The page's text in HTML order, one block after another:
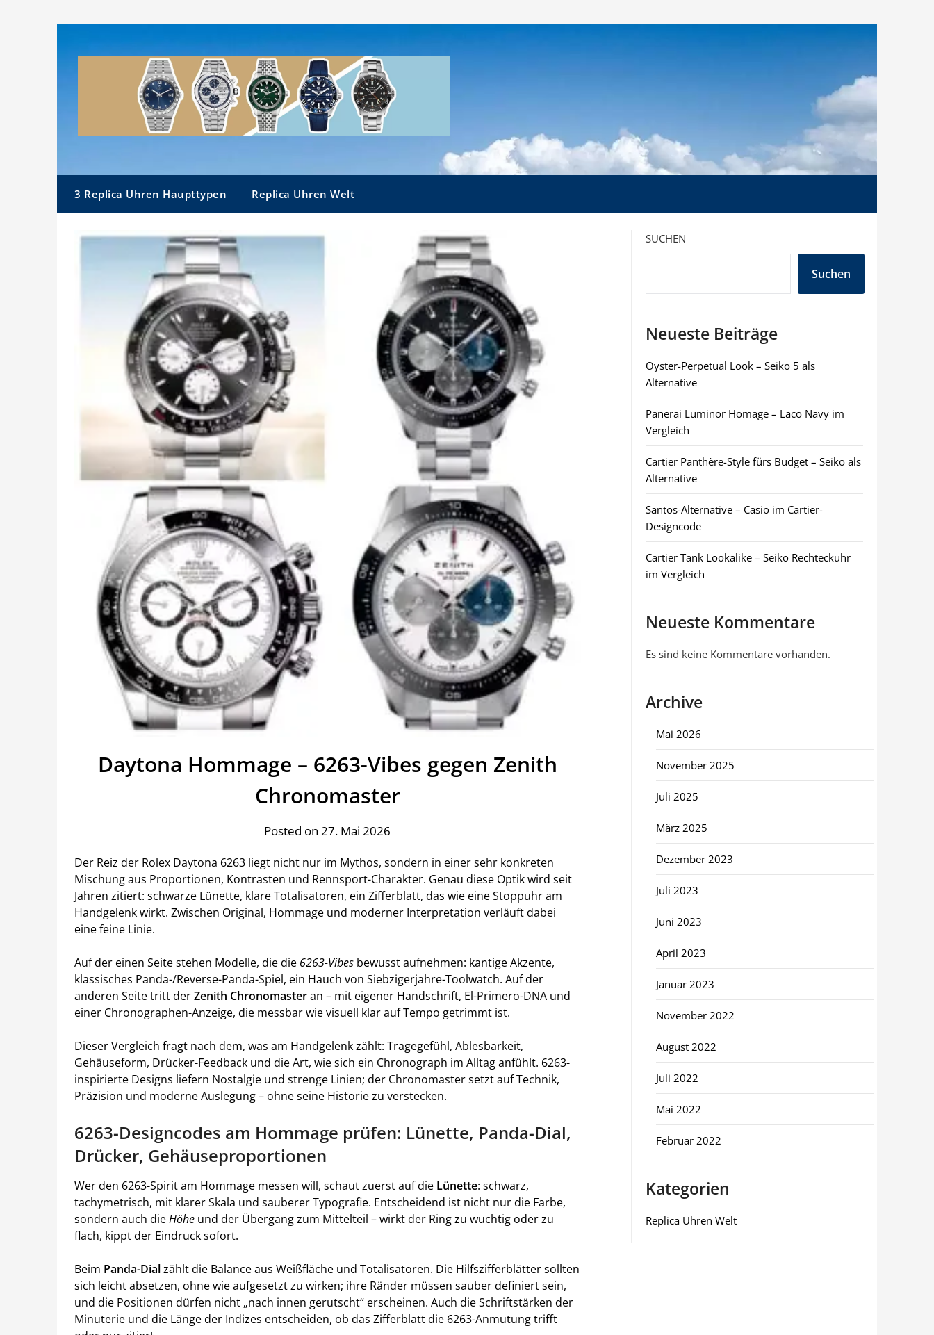
3 Replica Uhren Haupttypen Replica Uhren Welt
Daytona Hommage – 6263-Vibes gegen Zenith
Chronomaster
Posted on 27. Mai 2026
Der Reiz der Rolex Daytona 6263 liegt nicht nur im Mythos, sondern in einer sehr konkreten
Mischung aus Proportionen, Kontrasten und Rennsport-Charakter. Genau diese Optik wird seit
Jahren zitiert: schwarze Lünette, klare Totalisatoren, ein Zifferblatt, das wie eine Stoppuhr am
Handgelenk wirkt. Zwischen Original, Hommage und moderner Interpretation verläuft dabei
eine feine Linie.
Auf der einen Seite stehen Modelle, die die 6263-Vibes bewusst aufnehmen: kantige Akzente,
klassisches Panda-/Reverse-Panda-Spiel, ein Hauch von Siebzigerjahre-Toolwatch. Auf der
anderen Seite tritt derZenith Chronomasteran – mit eigener Handschrift, El-Primero-DNA und
einer Chronographen-Anzeige, die messbar wie visuell klar auf Tempo getrimmt ist.
Dieser Vergleich fragt nach dem, was am Handgelenk zählt: Tragegefühl, Ablesbarkeit,
Gehäuseform, Drücker-Feedback und die Art, wie sich ein Chronograph im Alltag anfühlt. 6263-
inspirierte Designs liefern Nostalgie und strenge Linien; der Chronomaster setzt auf Technik,
Präzision und moderne Auslegung – ohne seine Historie zu verstecken.
6263-Designcodes am Hommage prüfen: Lünette, Panda-Dial,
Drücker, Gehäuseproportionen
Wer den 6263-Spirit am Hommage messen will, schaut zuerst auf die Lünette: schwarz,
tachymetrisch, mit klarer Skala und sauberer Typografie. Entscheidend ist nicht nur die Farbe,
sondern auch dieHöhe und der Übergang zum Mittelteil – wirkt der Ring zu wuchtig oder zu
flach, kippt der Eindruck sofort.
Beim Panda-Dialzählt die Balance aus Weißfläche und Totalisatoren. Die Hilfszifferblätter sollten
sich leicht absetzen, ohne wie aufgesetzt zu wirken; ihre Ränder müssen sauber definiert sein,
und die Positionen dürfen nicht „nach innen gerutscht“ erscheinen. Auch die Schriftstärken der
Minuterie und die Länge der Indizes entscheiden, ob das Zifferblatt die 6263-Anmutung trifft
SUCHEN
Suchen
Neueste Beiträge
Oyster-Perpetual Look – Seiko 5 als
Alternative
Panerai Luminor Homage – Laco Navy im
Vergleich
Cartier Panthère-Style fürs Budget – Seiko als
Alternative
Santos-Alternative – Casio im Cartier-
Designcode
Cartier Tank Lookalike – Seiko Rechteckuhr
im Vergleich
Neueste Kommentare
Es sind keine Kommentare vorhanden.
Archive
Mai 2026
November 2025
Juli 2025
März 2025
Dezember 2023
Juli 2023
Juni 2023
April 2023
Januar 2023
November 2022
August 2022
Juli 2022
Mai 2022
Februar 2022
Kategorien
Replica Uhren Welt